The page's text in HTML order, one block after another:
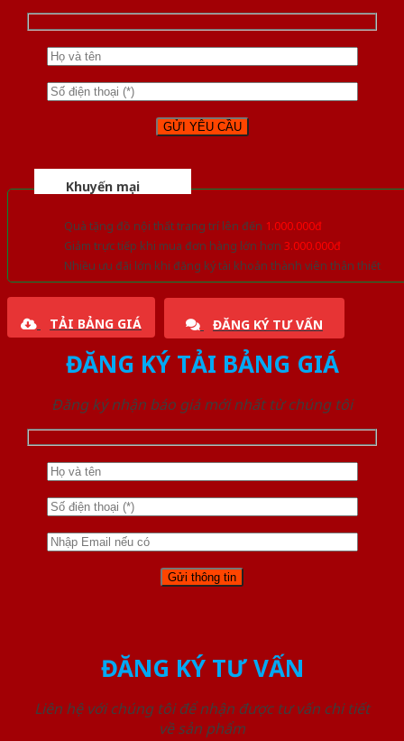
Khuyến mại
Quà tặng đồ nội thất trang trí lên đến 1.000.000đ
Giảm trực tiếp khi mua đơn hàng lớn hơn 3.000.000đ
Nhiều ưu đãi lớn khi đăng ký tài khoản thành viên thân thiết
TẢI BẢNG GIÁ ĐĂNG KÝ TƯ VẤN
ĐĂNG KÝ TẢI BẢNG GIÁ
Đăng ký nhận báo giá mới nhất từ chúng tôi
ĐĂNG KÝ TƯ VẤN
Liên hệ với chúng tôi để nhận được tư vấn chi tiết
về sản phẩm